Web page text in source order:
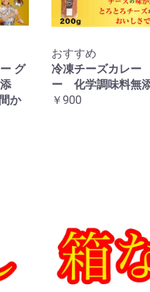
グ
か
おすすめ
冷凍チーズカレー
ー 化学調味料無
￥900